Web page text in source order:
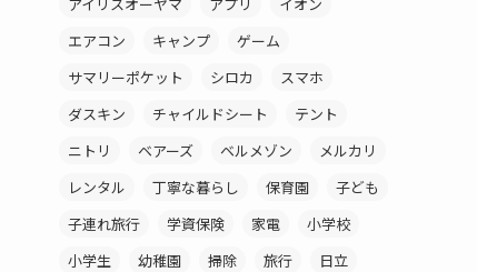
エアコン
キャンプ
ゲーム
サマリーポケット
シロカ
スマホ
ダスキン
チャイルドシート
テント
ニトリ
ベアーズ ベルメゾン
メルカリ
レンタル
丁寧な暮らし 保育園
子ども
子連れ旅行
学資保険 家電
小学校
小学生
幼稚園 掃除 旅行
日立